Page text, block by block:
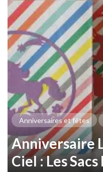
Anniversaires et fêtes
Anniversaire
Ciel : Les